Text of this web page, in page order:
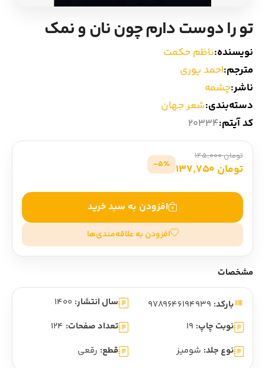
ادبیات
تو را دوست دارم چون نان و نمک
نویسنده:ناظم حکمت
مترجم:احمد پوری
ناشر:چشمه
دسته‌بندی:شعر جهان
کد آیتم:20334
تومان 145,000
تومان 137,750 5٪-
افزودن به سبد خرید
افزودن به علاقه‌مندی‌ها
مشخصات
بارکد: سال انتشار: 1400
نوبت چاپ: 19 تعداد صفحات: 124
نوع جلد: شومیز قطع: رقعی